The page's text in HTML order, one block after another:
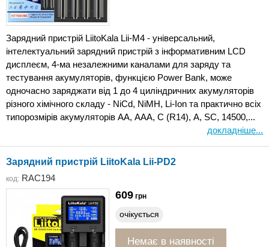
Зарядний пристрій LiitoKala Lii-M4 - універсальний,
інтелектуальний зарядний пристрій з інформативним LCD
дисплеєм, 4-ма незалежними каналами для заряду та
тестування акумуляторів, функцією Power Bank, може
одночасно заряджати від 1 до 4 циліндричних акумуляторів
різного хімічного складу - NiCd, NiMH, Li-Ion та практично всіх
типорозмірів акумуляторів АА, ААА, С (R14), A, SC, 14500,...
докладніше...
Зарядний пристрій LiitoKala Lii-PD2
код: RAC194
609 грн
очікується
Немає в наявності